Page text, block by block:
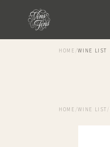
HOME /WINE LIST
HOME /WINE LIST/